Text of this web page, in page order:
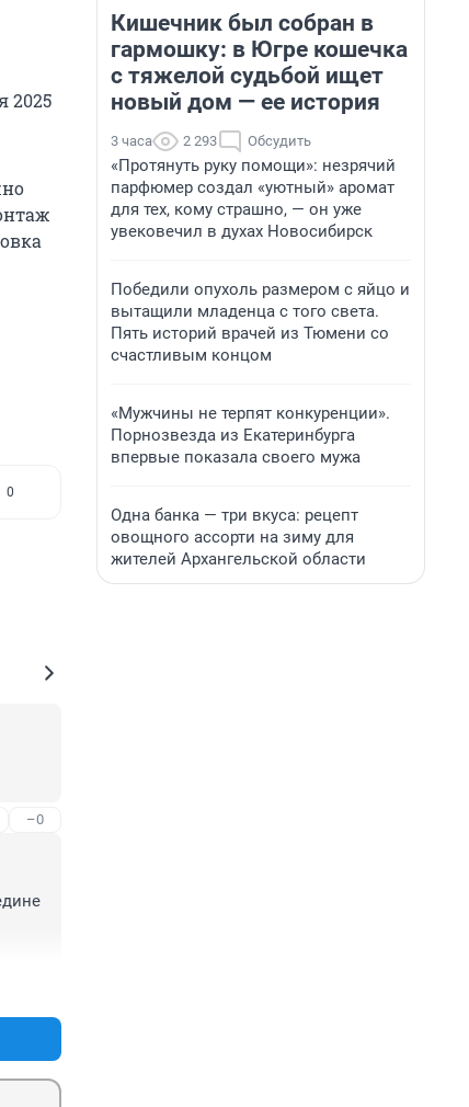
2025
0
–0
Кишечник был собран в
гармошку: в Югре кошечка
с тяжелой судьбой ищет
новый дом — ее история
3 часа 2 293 Обсудить
«Протянуть руку помощи»: незрячий
парфюмер создал «уютный» аромат
для тех, кому страшно, — он уже
увековечил в духах Новосибирск
Победили опухоль размером с яйцо и
вытащили младенца с того света.
Пять историй врачей из Тюмени со
счастливым концом
«Мужчины не терпят конкуренции».
Порнозвезда из Екатеринбурга
впервые показала своего мужа
Одна банка — три вкуса: рецепт
овощного ассорти на зиму для
жителей Архангельской области